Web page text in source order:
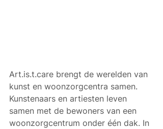
Art.is.t.care brengt de werelden van
kunst en woonzorgcentra samen.
Kunstenaars en artiesten leven
samen met de bewoners van een
woonzorgcentrum onder één dak. In